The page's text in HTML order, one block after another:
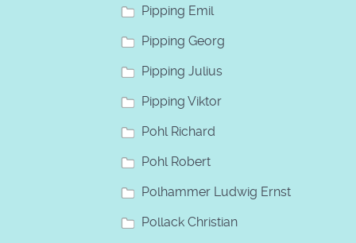
Pipping Emil
Pipping Georg
Pipping Julius
Pipping Viktor
Pohl Richard
Pohl Robert
Polhammer Ludwig Ernst
Pollack Christian